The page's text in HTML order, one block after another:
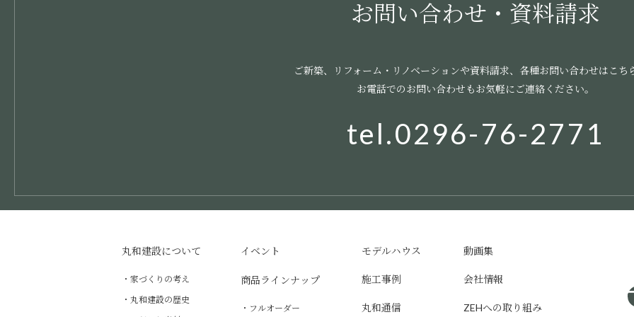
お問い合わせ・資料請求
ご新築、リフォーム・リノベーションや資料請求、 各種お問い合わせはこち
お電話でのお問い合わせもお気軽にご連絡ください。
tel.0296-76-2771
丸和建設について
家づくりの考え
丸和建設の歴史
イベント
商品ラインナップ
フルオーダー
モデルハウス
施工事例
丸和通信
動画集
会社情報
ZEHへの取り組み